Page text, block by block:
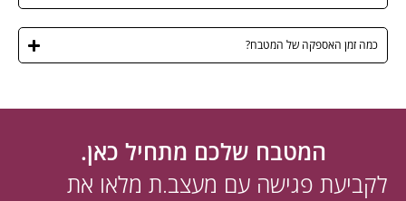
כמה זמן האספקה של המטבח?
המטבח שלכם מתחיל כאן.
לקביעת פגישה עם מעצב.ת מלאו את